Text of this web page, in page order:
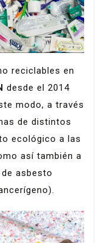
reciclables en
desde el 2014
modo, a través
de distintos
ecológico a las
así también a
asbesto